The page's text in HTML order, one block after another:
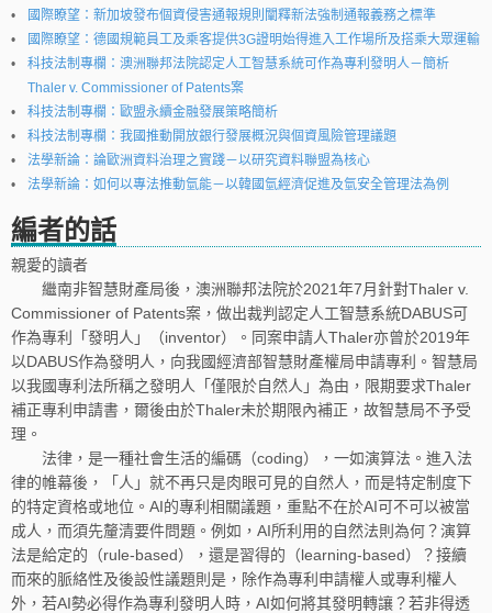
國際瞭望：新加坡發布個資侵害通報規則闡釋新法強制通報義務之標準
國際瞭望：德國規範員工及乘客提供3G證明始得進入工作場所及搭乘大眾運輸
科技法制專欄：澳洲聯邦法院認定人工智慧系統可作為專利發明人－簡析
Thaler v. Commissioner of Patents案
科技法制專欄：歐盟永續金融發展策略簡析
科技法制專欄：我國推動開放銀行發展概況與個資風險管理議題
法學新論：論歐洲資料治理之實踐－以研究資料聯盟為核心
法學新論：如何以專法推動氫能－以韓國氫經濟促進及氫安全管理法為例
編者的話
親愛的讀者
繼南非智慧財產局後，澳洲聯邦法院於2021年7月針對Thaler v.
Commissioner of Patents案，做出裁判認定人工智慧系統DABUS可
作為專利「發明人」（inventor）。同案申請人Thaler亦曾於2019年
以DABUS作為發明人，向我國經濟部智慧財產權局申請專利。智慧局
以我國專利法所稱之發明人「僅限於自然人」為由，限期要求Thaler
補正專利申請書，爾後由於Thaler未於期限內補正，故智慧局不予受
理。
法律，是一種社會生活的編碼（coding），一如演算法。進入法
律的帷幕後，「人」就不再只是肉眼可見的自然人，而是特定制度下
的特定資格或地位。AI的專利相關議題，重點不在於AI可不可以被當
成人，而須先釐清要件問題。例如，AI所利用的自然法則為何？演算
法是給定的（rule-based），還是習得的（learning-based）？接續
而來的脈絡性及後設性議題則是，除作為專利申請權人或專利權人
外，若AI勢必得作為專利發明人時，AI如何將其發明轉讓？若非得透